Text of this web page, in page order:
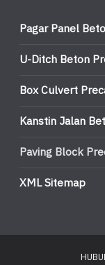
Pagar Panel
U-Ditch Beton
Box Culvert
Kanstin Jalan
Paving Block
XML Sitemap